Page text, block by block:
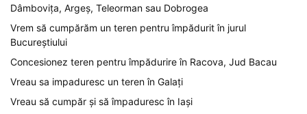
Dâmbovița, Argeș, Teleorman sau Dobrogea
Vrem să cumpărăm un teren pentru împădurit în jurul
Bucureștiului
Concesionez teren pentru împădurire în Racova, Jud Bacau
Vreau sa impaduresc un teren în Galați
Vreau să cumpăr și să împaduresc în Iași